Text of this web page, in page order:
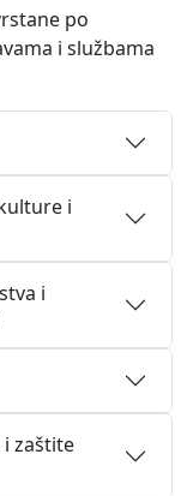
po
i službama
i
i
zaštite